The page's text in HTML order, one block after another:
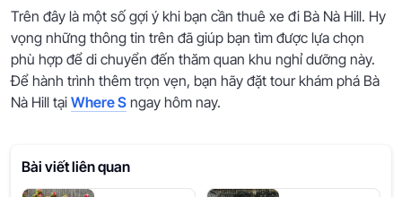
Trên đây là một số gợi ý khi bạn cần thuê xe đi Bà Nà Hill. Hy
vọng những thông tin trên đã giúp bạn tìm được lựa chọn
phù hợp để di chuyển đến thăm quan khu nghỉ dưỡng này.
Để hành trình thêm trọn vẹn, bạn hãy đặt tour khám phá Bà
Nà Hill tại Where S ngay hôm nay.
Bài viết liên quan